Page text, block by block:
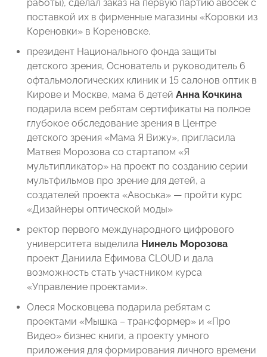
работы), сделал заказ на первую партию авосек с
поставкой их в фирменные магазины «Коровки из
Кореновки» в Кореновске.
президент Национального фонда защиты
детского зрения, Основатель и руководитель 6
офтальмологических клиник и 15 салонов оптик в
Кирове и Москве, мама 6 детей Анна Кочкина
подарила всем ребятам сертификаты на полное
глубокое обследование зрения в Центре
детского зрения «Мама Я Вижу», пригласила
Матвея Морозова со стартапом «Я
мультипликатор» на проект по созданию серии
мультфильмов про зрение для детей, а
создателей проекта «Авоська» — пройти курс
«Дизайнеры оптической моды»
ректор первого международного цифрового
университета выделила Нинель Морозова
проект Даниила Ефимова CLOUD и дала
возможность стать участником курса
«Управление проектами».
Олеся Московцева подарила ребятам с
проектами «Мышка – трансформер» и «Про
Видео» бизнес книги, а проекту умного
приложения для формирования личного времени